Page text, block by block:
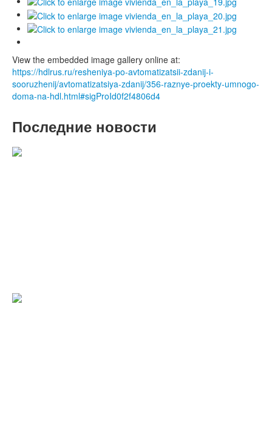
View the embedded image gallery online at:
https://hdlrus.ru/resheniya-po-avtomatizatsii-zdanij-i-
sooruzhenij/avtomatizatsiya-zdanij/356-raznye-proekty-umnogo-
doma-na-hdl.html#sigProId0f2f4806d4
Последние новости